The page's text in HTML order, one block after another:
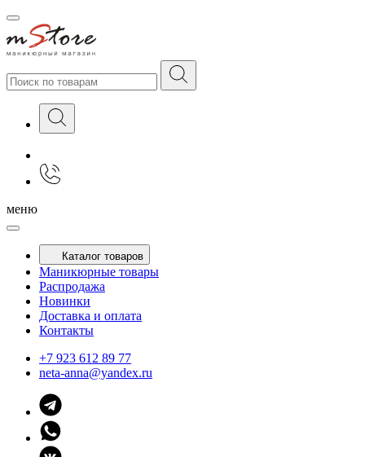
меню
Каталог товаров
Маникюрные товары
Распродажа
Новинки
Доставка и оплата
Контакты
+7 923 612 89 77
neta-anna@yandex.ru